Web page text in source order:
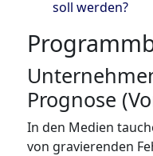
soll werden?
Prognose
In den Medien
von gravierenden